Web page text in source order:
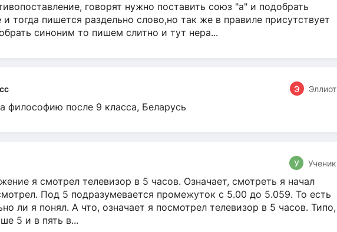
говорят нужно поставить союз "а" и подобрать
тогда пишется раздельно слово,но так же в правиле присутствует
синоним то пишем слитно и тут нера...
Э Эллиот
философию после 9 класса, Беларусь
У Ученик
я смотрел телевизор в 5 часов. Означает, смотреть я начал
Под 5 подразумевается промежуток с 5.00 до 5.059. То есть
ли я понял. А что, означает я посмотрел телевизор в 5 часов. Типо,
5 и в пять в...